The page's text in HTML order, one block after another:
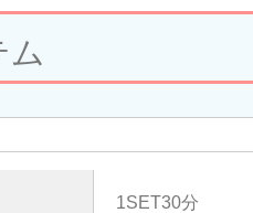
ム
1SET30分